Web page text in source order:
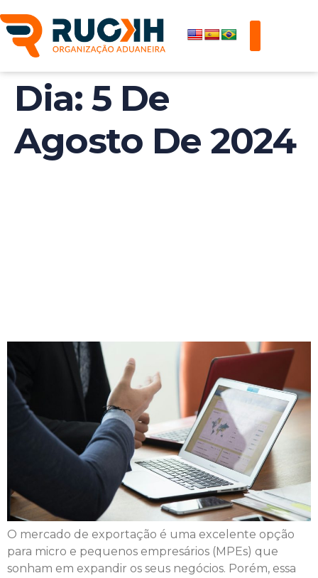
Dia: 5 De
Agosto De 2024
O mercado de exportação é uma excelente opção
para micro e pequenos empresários (MPEs) que
sonham em expandir os seus negócios. Porém, essa